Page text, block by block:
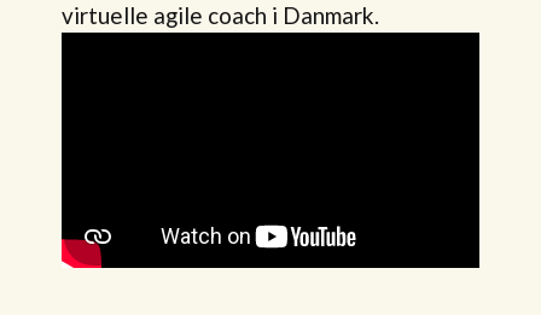
virtuelle agile coach i Danmark.